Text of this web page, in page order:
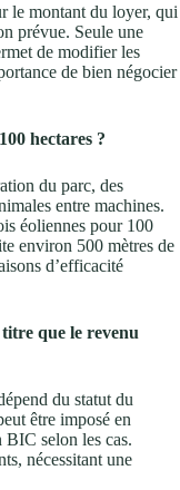
le montant du loyer, qui
prévue. Seule une
de modifier les
de bien négocier
hectares ?
du parc, des
entre machines.
éoliennes pour 100
environ 500 mètres de
d’efficacité
que le revenu
du statut du
être imposé en
BIC selon les cas.
nécessitant une